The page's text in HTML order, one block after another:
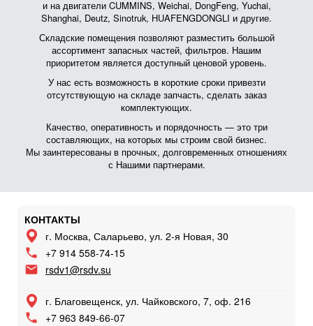
и на двигатели CUMMINS, Weichai, DongFeng, Yuchai,
Shanghai, Deutz, Sinotruk, HUAFENGDONGLI и другие.
Складские помещения позволяют разместить большой
ассортимент запасных частей, фильтров. Нашим
приоритетом является доступный ценовой уровень.
У нас есть возможность в короткие сроки привезти
отсутствующую на складе запчасть, сделать заказ
комплектующих.
Качество, оперативность и порядочность — это три
составляющих, на которых мы строим свой бизнес.
Мы заинтересованы в прочных, долговременных отношениях
с Нашими партнерами.
КОНТАКТЫ
г. Москва, Саларьево, ул. 2-я Новая, 30
+7 914 558-74-15
rsdv1@rsdv.su
г. Благовещенск, ул. Чайковского, 7, оф. 216
+7 963 849-66-07